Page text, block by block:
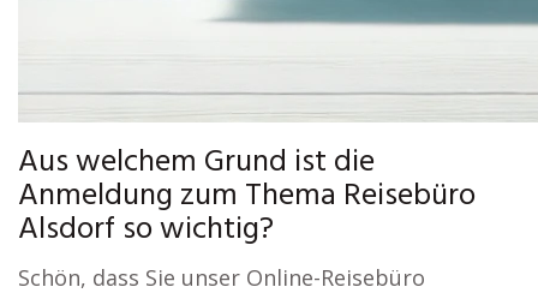
Aus welchem Grund ist die
Anmeldung zum Thema Reisebüro
Alsdorf so wichtig?
Schön, dass Sie unser Online-Reisebüro